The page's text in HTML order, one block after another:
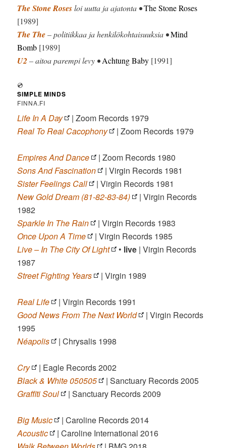
The Stone Rosesloi uutta ja ajatonta •The Stone Roses
[1989]
The The– politiikkaa ja henkilökohtaisuuksia •Mind
Bomb [1989]
U2 – aitoa parempi levy •Achtung Baby [1991]
💿
SIMPLE MINDS
FINNA.FI
Life In A Day
| Zoom Records 1979
Real To Real Cacophony
| Zoom Records 1979
Empires And Dance
| Zoom Records 1980
Sons And Fascination
| Virgin Records 1981
Sister Feelings Call
| Virgin Records 1981
New Gold Dream (81-82-83-84)
| Virgin Records
1982
Sparkle In The Rain
| Virgin Records 1983
Once Upon A Time
| Virgin Records 1985
Live – In The City Of Light
• live | Virgin Records
1987
Street Fighting Years
| Virgin 1989
Real Life
| Virgin Records 1991
Good News From The Next World
| Virgin Records
1995
Néapolis
| Chrysalis 1998
Cry
| Eagle Records 2002
Black & White 050505
| Sanctuary Records 2005
Graffiti Soul
| Sanctuary Records 2009
Big Music
| Caroline Records 2014
Acoustic
| Caroline International 2016